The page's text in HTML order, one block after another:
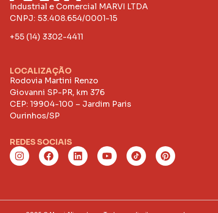
Industrial e Comercial MARVI LTDA
CNPJ: 53.408.654/0001-15
+55 (14) 3302-4411
LOCALIZAÇÃO
Rodovia Martini Renzo
Giovanni SP-PR, km 376
CEP: 19904-100 – Jardim Paris
Ourinhos/SP
REDES SOCIAIS